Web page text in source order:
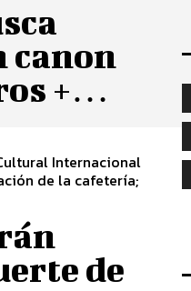
canon
+…
Internacional
de la cafetería;
de